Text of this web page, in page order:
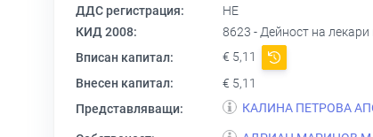
ДДС регистрация:
НЕ
КИД 2008:
8623 - Дейност на
Вписан капитал:
€ 5,11
Внесен капитал:
€ 5,11
Представляващи:
КАЛИНА ПЕТРОВА